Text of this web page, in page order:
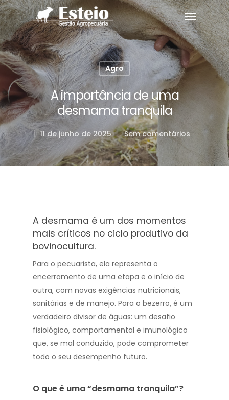
Agro
A importância de uma
desmama tranquila
11 de junho de 2025 Sem comentários
A desmama é um dos momentos
mais críticos no ciclo produtivo da
bovinocultura.
Para o pecuarista, ela representa o
encerramento de uma etapa e o início de
outra, com novas exigências nutricionais,
sanitárias e de manejo. Para o bezerro, é um
verdadeiro divisor de águas: um desafio
fisiológico, comportamental e imunológico
que, se mal conduzido, pode comprometer
todo o seu desempenho futuro.
O que é uma “desmama tranquila”?